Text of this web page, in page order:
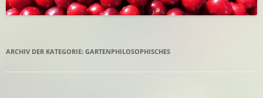
ARCHIV DER KATEGORIE: GARTENPHILOSOPHISCHES